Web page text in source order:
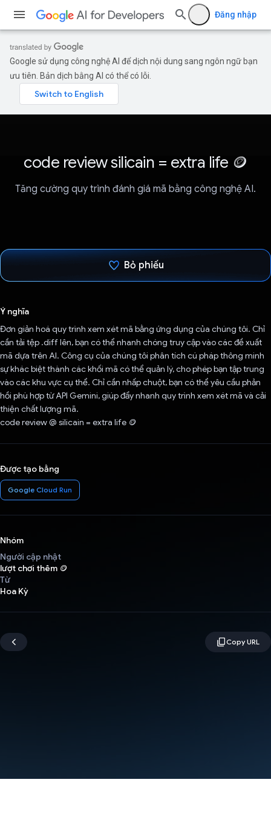
Đăng nhập
Google sử dụng công nghệ AI để dịch nội dung sang ngôn ngữ bạn
ưu tiên. Bản dịch bằng AI có thể có lỗi.
code review silicain = extra life 🪙
Tăng cường quy trình đánh giá mã bằng công nghệ AI.
Bỏ phiếu
Ý nghĩa
Đơn giản hoá quy trình xem xét mã bằng ứng dụng của chúng tôi. Chỉ
cần tải tệp .diff lên, bạn có thể nhanh chóng truy cập vào các đề xuất
mã dựa trên AI. Công cụ của chúng tôi phân tích cú pháp thông minh
sự khác biệt thành các khối mã có thể quản lý, cho phép bạn tập trung
vào các khu vực cụ thể. Chỉ cần nhấp chuột, bạn có thể yêu cầu phản
hồi phù hợp từ API Gemini, giúp đẩy nhanh quy trình xem xét mã và cải
thiện chất lượng mã.
code review @ silicain = extra life 🪙
Được tạo bằng
Google Cloud Run
Nhóm
Người cập nhật
lượt chơi thêm 🪙
Từ
Hoa Kỳ